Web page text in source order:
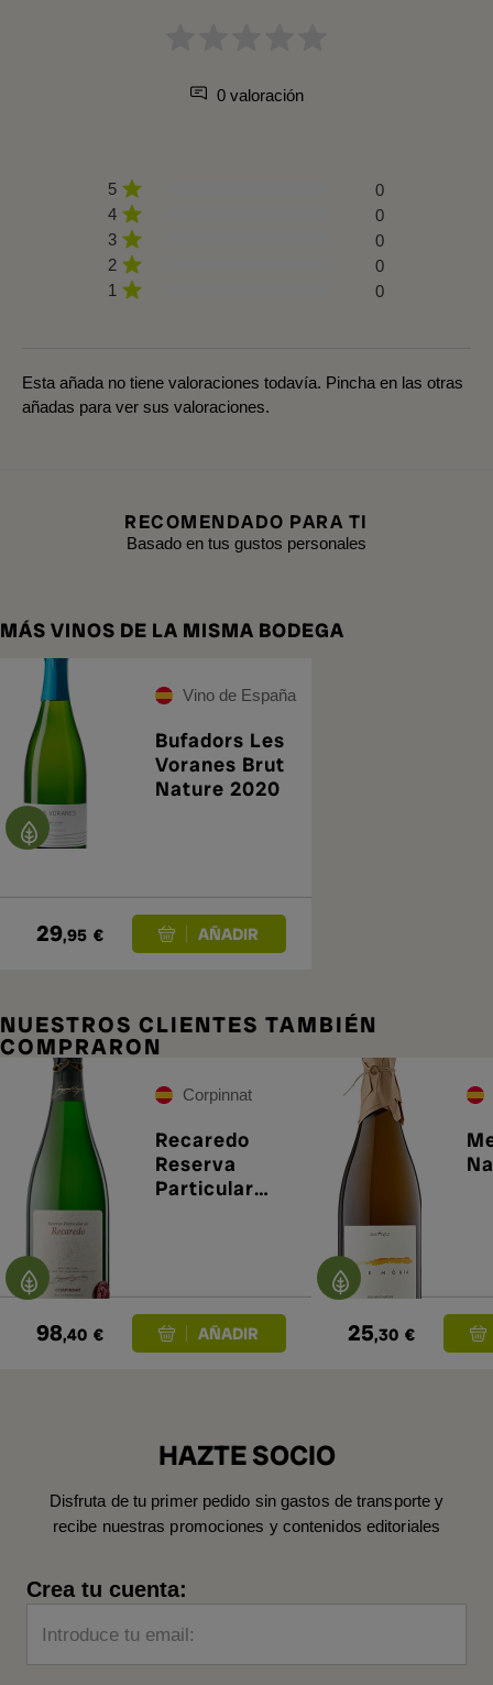
0 valoración
5
0
4
0
3
0
2
0
1
0
Esta añada no tiene valoraciones todavía. Pincha en las otras
añadas para ver sus valoraciones.
RECOMENDADO PARA TI
Basado en tus gustos personales
MÁS VINOS DE LA MISMA BODEGA
Vino de España
Bufadors Les
Voranes Brut
Nature 2020
29,95 €
NUESTROS CLIENTES TAMBIÉN
COMPRARON
Corpinnat
Recaredo
Reserva
Particular
98,40 € 25,30 €
HAZTE SOCIO
Disfruta de tu primer pedido sin gastos de transporte y
recibe nuestras promociones y contenidos editoriales
Crea tu cuenta:
Introduce tu email: